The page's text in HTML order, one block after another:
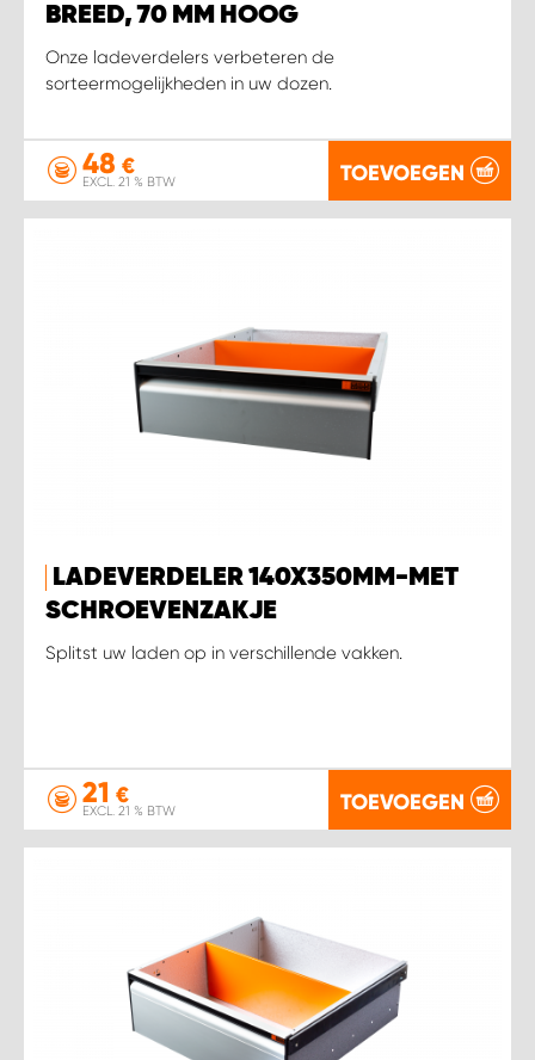
BREED, 70 MM HOOG
Onze ladeverdelers verbeteren de
sorteermogelijkheden in uw dozen.
48 €
EXCL. 21 % BTW TOEVOEGEN
LADEVERDELER 140X350MM-MET
SCHROEVENZAKJE
Splitst uw laden op in verschillende vakken.
21 €
EXCL. 21 % BTW TOEVOEGEN